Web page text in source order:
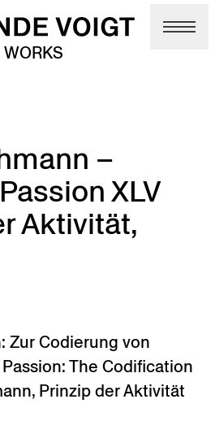
WORKS
–
XLV
Aktivität,
Zur Codierung von
The Codification
, Prinzip der Aktivität